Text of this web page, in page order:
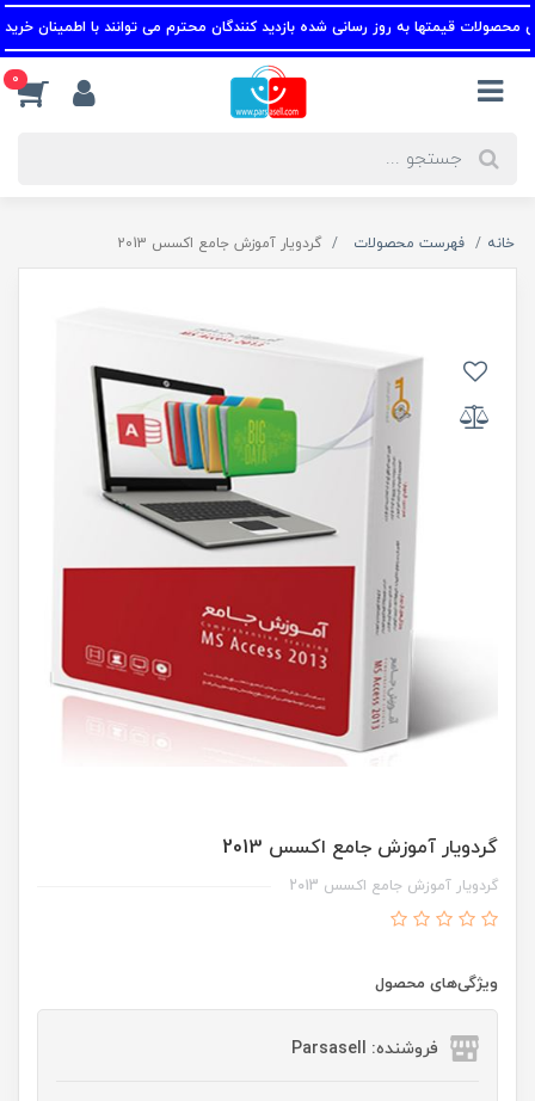
قیمتها به روز رسانی شده بازدید کنندگان محترم می توانند با اطمینان خرید
0
خانه فهرست محصولات گردویار آموزش جامع اکسس 2013
گردویار آموزش جامع اکسس 2013
گردویار آموزش جامع اکسس 2013
ویژگی‌های محصول
فروشنده: Parsasell